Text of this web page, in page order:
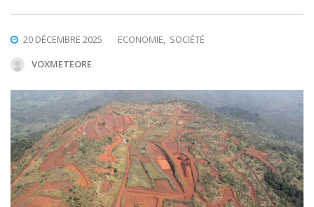
20 DÉCEMBRE 2025 ECONOMIE
SOCIÉTÉ
VOXMETEORE